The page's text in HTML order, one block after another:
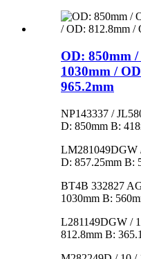
OD: 850mm
1030mm /
965.2mm
NP143337 /
D: 850mm B:
LM281049DGW
D: 857.25mm B:
BT4B 332827
1030mm B:
L281149DGW /
812.8mm B: